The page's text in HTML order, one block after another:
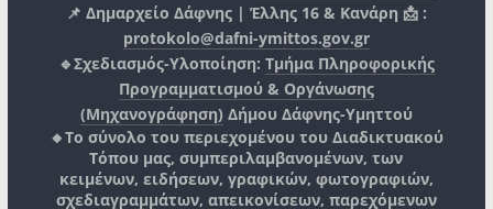
📌 Δημαρχείο Δάφνης | Έλλης 16 & Κανάρη 📩 :
protokolo@dafni-ymittos.gov.gr
🔹Σχεδιασμός-Υλοποίηση: Τμήμα Πληροφορικής
Προγραμματισμού & Οργάνωσης
(Μηχανογράφηση) Δήμου Δάφνης-Υμηττού
🔸Το σύνολο του περιεχομένου του Διαδικτυακού
Τόπου μας, συμπεριλαμβανομένων, των
κειμένων, ειδήσεων, γραφικών, φωτογραφιών,
σχεδιαγραμμάτων, απεικονίσεων, παρεχόμενων